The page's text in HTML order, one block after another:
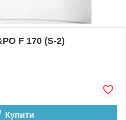
F 170 (S-2)
Купити